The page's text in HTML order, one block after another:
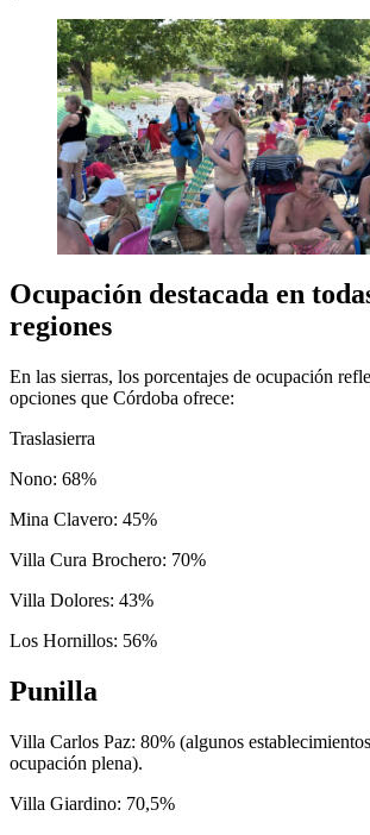
Ocupación destacada en
regiones
En las sierras, los porcentajes de ocupación
opciones que Córdoba ofrece:
Traslasierra
Nono: 68%
Mina Clavero: 45%
Villa Cura Brochero: 70%
Villa Dolores: 43%
Los Hornillos: 56%
Punilla
Villa Carlos Paz: 80% (algunos
ocupación plena).
Villa Giardino: 70,5%